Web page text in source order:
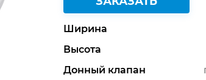
Ширина
Высота
Донный клапан